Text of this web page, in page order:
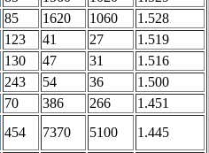
85 1620 1060 1.528
123 41 27 1.519
130 47 31 1.516
243 54 36 1.500
70 386 266 1.451
454 7370 5100 1.445